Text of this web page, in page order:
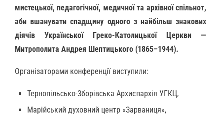
мистецької, педагогічної, медичної та архівної спільнот,
аби вшанувати спадщину одного з найбільш знакових
діячів Української Греко-Католицької Церкви —
Митрополита Андрея Шептицького (1865–1944).
Організаторами конференції виступили:
Тернопільсько-Зборівська Архиєпархія УГКЦ,
Марійський духовний центр «Зарваниця»,